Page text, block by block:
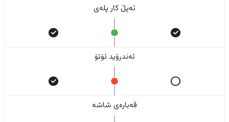
ئەپڵ کار پلەی
ئەندرۆید ئۆتۆ
قەبارەی شاشە